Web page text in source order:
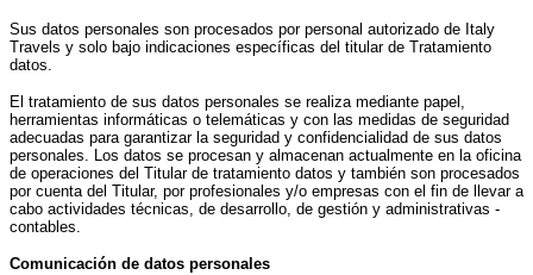
Sus datos personales son procesados por personal autorizado de Italy
Travels y solo bajo indicaciones específicas del titular de Tratamiento
datos.
El tratamiento de sus datos personales se realiza mediante papel,
herramientas informáticas o telemáticas y con las medidas de seguridad
adecuadas para garantizar la seguridad y confidencialidad de sus datos
personales. Los datos se procesan y almacenan actualmente en la oficina
de operaciones del Titular de tratamiento datos y también son procesados
por cuenta del Titular, por profesionales y/o empresas con el fin de llevar a
cabo actividades técnicas, de desarrollo, de gestión y administrativas -
contables.
Comunicación de datos personales